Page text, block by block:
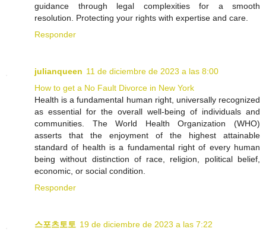
guidance through legal complexities for a smooth
resolution. Protecting your rights with expertise and care.
Responder
julianqueen 11 de diciembre de 2023 a las 8:00
How to get a No Fault Divorce in New York
Health is a fundamental human right, universally recognized
as essential for the overall well-being of individuals and
communities. The World Health Organization (WHO)
asserts that the enjoyment of the highest attainable
standard of health is a fundamental right of every human
being without distinction of race, religion, political belief,
economic, or social condition.
Responder
스포츠토토 19 de diciembre de 2023 a las 7:22